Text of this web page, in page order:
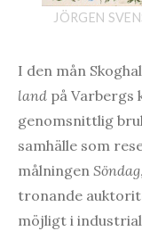
JÖRGEN
I den mån
land på Varbergs
genomsnittlig
samhälle som
målningen Söndag
tronande
möjligt i